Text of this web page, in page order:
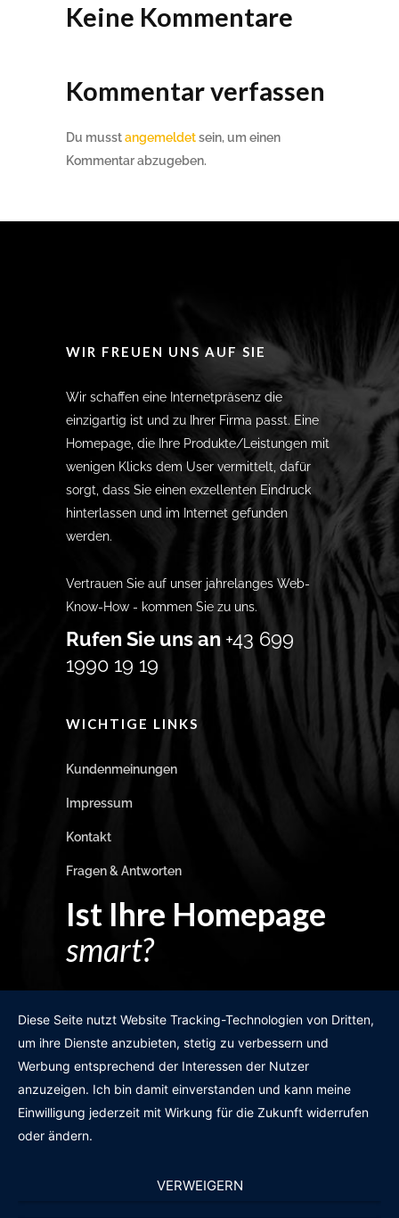
Keine Kommentare
Kommentar verfassen
Du musstangemeldetsein, um einen
Kommentar abzugeben.
WIR FREUEN UNS AUF SIE
Wir schaffen eine Internetpräsenz die
einzigartig ist und zu Ihrer Firma passt. Eine
Homepage, die Ihre Produkte/Leistungen mit
wenigen Klicks dem User vermittelt, dafür
sorgt, dass Sie einen exzellenten Eindruck
hinterlassen und im Internet gefunden
werden.
Vertrauen Sie auf unser jahrelanges Web-
Know-How - kommen Sie zu uns.
Rufen Sie uns an +43 699
1990 19 19
WICHTIGE LINKS
Kundenmeinungen
Impressum
Kontakt
Fragen & Antworten
Ist Ihre Homepage
smart?
GRATIS WEBSITE-CHECK
Diese Seite nutzt Website Tracking-Technologien von Dritten,
um ihre Dienste anzubieten, stetig zu verbessern und
Werbung entsprechend der Interessen der Nutzer
anzuzeigen. Ich bin damit einverstanden und kann meine
Einwilligung jederzeit mit Wirkung für die Zukunft widerrufen
oder ändern.
VERWEIGERN